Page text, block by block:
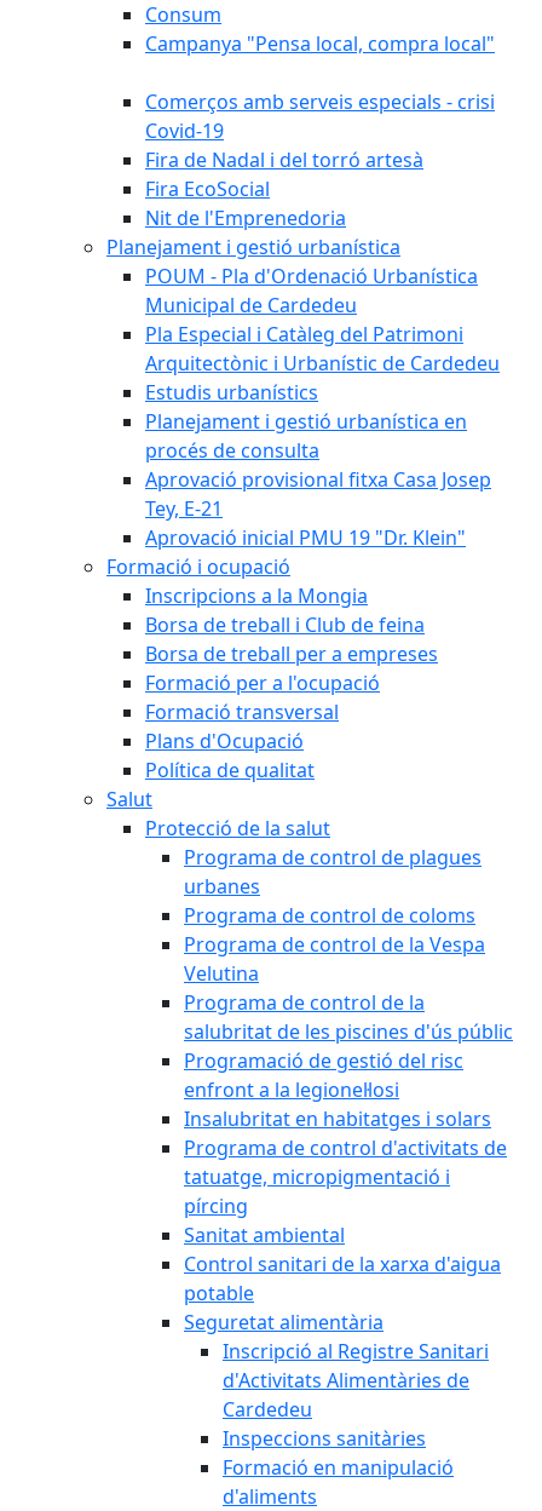
Consum
Campanya "Pensa local, compra local"
Comerços amb serveis especials - crisi
Covid-19
Fira de Nadal i del torró artesà
Fira EcoSocial
Nit de l'Emprenedoria
Planejament i gestió urbanística
POUM - Pla d'Ordenació Urbanística
Municipal de Cardedeu
Pla Especial i Catàleg del Patrimoni
Arquitectònic i Urbanístic de Cardedeu
Estudis urbanístics
Planejament i gestió urbanística en
procés de consulta
Aprovació provisional fitxa Casa Josep
Tey, E-21
Aprovació inicial PMU 19 "Dr. Klein"
Formació i ocupació
Inscripcions a la Mongia
Borsa de treball i Club de feina
Borsa de treball per a empreses
Formació per a l'ocupació
Formació transversal
Plans d'Ocupació
Política de qualitat
Salut
Protecció de la salut
Programa de control de plagues
urbanes
Programa de control de coloms
Programa de control de la Vespa
Velutina
Programa de control de la
salubritat de les piscines d'ús públic
Programació de gestió del risc
enfront a la legionel·losi
Insalubritat en habitatges i solars
Programa de control d'activitats de
tatuatge, micropigmentació i
pírcing
Sanitat ambiental
Control sanitari de la xarxa d'aigua
potable
Seguretat alimentària
Inscripció al Registre Sanitari
d'Activitats Alimentàries de
Cardedeu
Inspeccions sanitàries
Formació en manipulació
d'aliments